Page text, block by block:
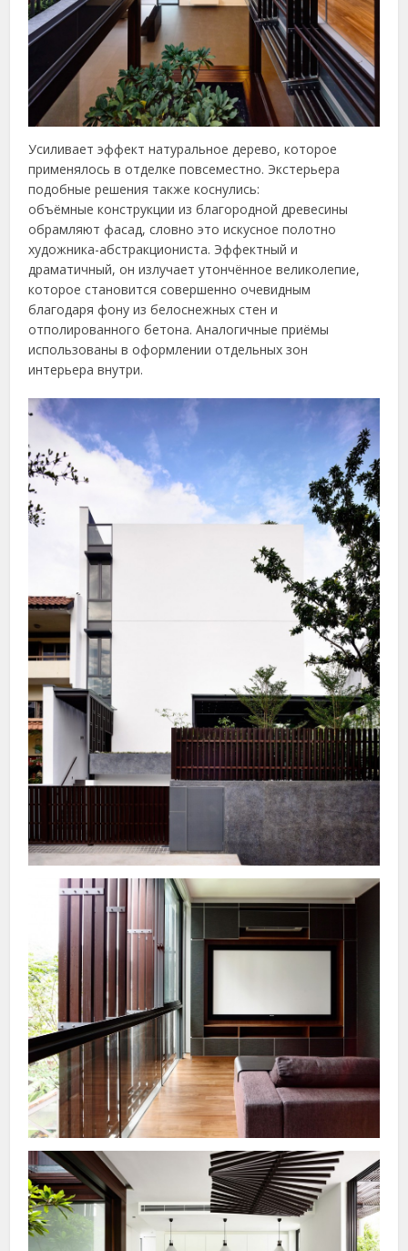
Усиливает эффект натуральное дерево, которое
применялось в отделке повсеместно. Экстерьера
подобные решения также коснулись:
объёмные конструкции из благородной древесины
обрамляют фасад, словно это искусное полотно
художника-абстракциониста. Эффектный и
драматичный, он излучает утончённое великолепие,
которое становится совершенно очевидным
благодаря фону из белоснежных стен и
отполированного бетона. Аналогичные приёмы
использованы в оформлении отдельных зон
интерьера внутри.